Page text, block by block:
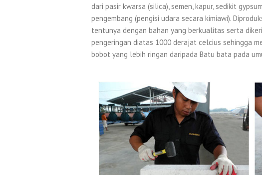
dari pasir kwarsa (silica), semen, kapur, sedikit
pengembang (pengisi udara secara kimiawi).
tentunya dengan bahan yang berkualitas serta
pengeringan diatas 1000 derajat celcius sehingga
bobot yang lebih ringan daripada Batu bata pada